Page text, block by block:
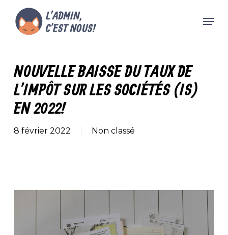
main
content
NOUVELLE BAISSE DU TAUX DE
L’IMPÔT SUR LES SOCIÉTÉS (IS)
EN 2022 !
8 février 2022 Non classé